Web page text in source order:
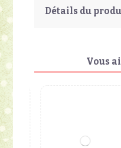
Détails du
Vous